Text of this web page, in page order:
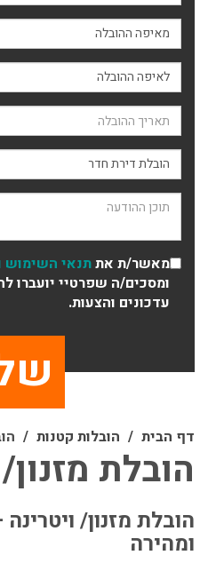
מאיפה ההובלה
לאיפה ההובלה
תאריך ההובלה
סוג ההובלה
תוכן ההודעה
מאשר/ת אתתנאי השימוש
ומסכים/ה שפרטיי יועברו
עדכונים והצעות.
דף הבית הובלות קטנות
הובלת
הובלת מזנון/
ומהירה